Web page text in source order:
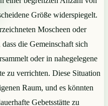
Größe widerspiegelt.
Moscheen oder
die Gemeinschaft sich
oder in nahegelegene
zu verrichten. Diese Situation
Raum, und es könnten
Gebetsstätte zu